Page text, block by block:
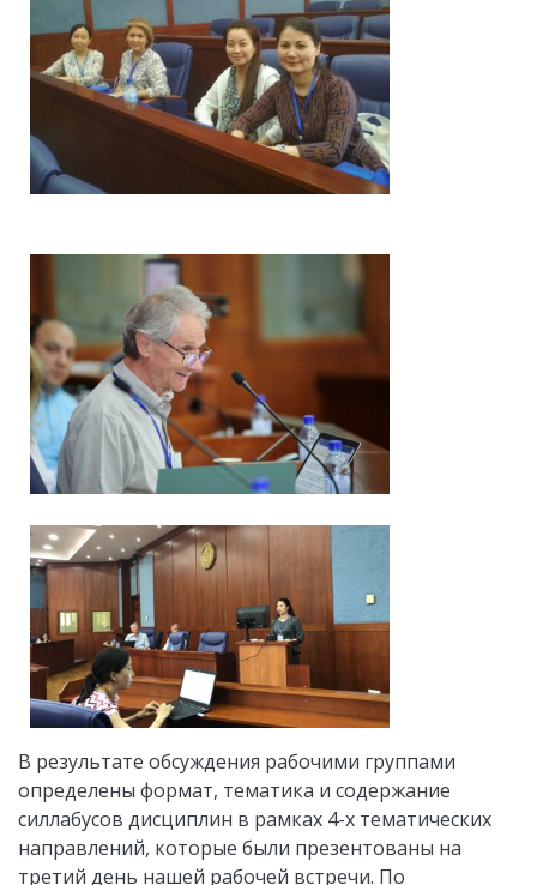
В результате обсуждения рабочими группами
определены формат, тематика и содержание
силлабусов дисциплин в рамках 4-х тематических
направлений, которые были презентованы на
третий день нашей рабочей встречи. По